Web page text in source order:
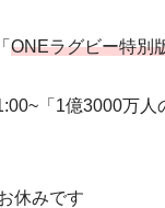
ONEラグビー特別
「 1億3000万人
休みです